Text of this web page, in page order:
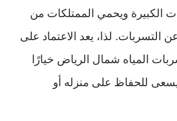
الكبيرة ويحمي الممتلكات من
عن التسربات. لذا، يعد الاعتماد على
المياه شمال الرياض خيارًا
للحفاظ على منزله أو